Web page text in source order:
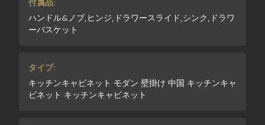
付属品:
ハンドル&ノブ,ヒンジ,ドラワースライド,シンク,ドラワ
ーバスケット
タイプ:
キッチンキャビネット モダン 壁掛け 中国 キッチンキャ
ビネット キッチンキャビネット